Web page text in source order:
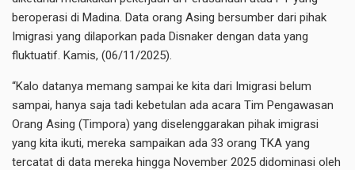
beroperasi di Madina. Data orang Asing bersumber dari pihak
Imigrasi yang dilaporkan pada Disnaker dengan data yang
fluktuatif. Kamis, (06/11/2025).
“Kalo datanya memang sampai ke kita dari Imigrasi belum
sampai, hanya saja tadi kebetulan ada acara Tim Pengawasan
Orang Asing (Timpora) yang diselenggarakan pihak imigrasi
yang kita ikuti, mereka sampaikan ada 33 orang TKA yang
tercatat di data mereka hingga November 2025 didominasi oleh